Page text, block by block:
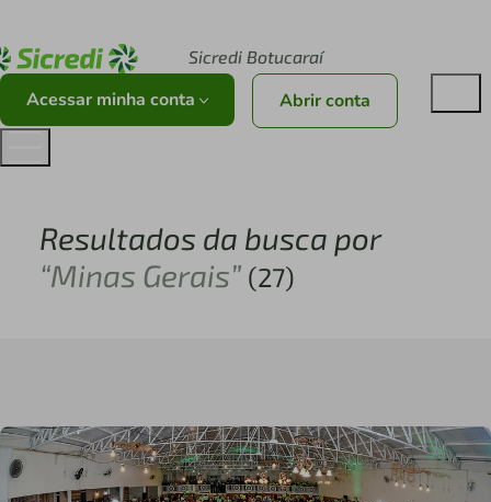
Sicredi Botucaraí
Acessar minha conta Abrir conta
Resultados da busca por
“Minas Gerais” (27)